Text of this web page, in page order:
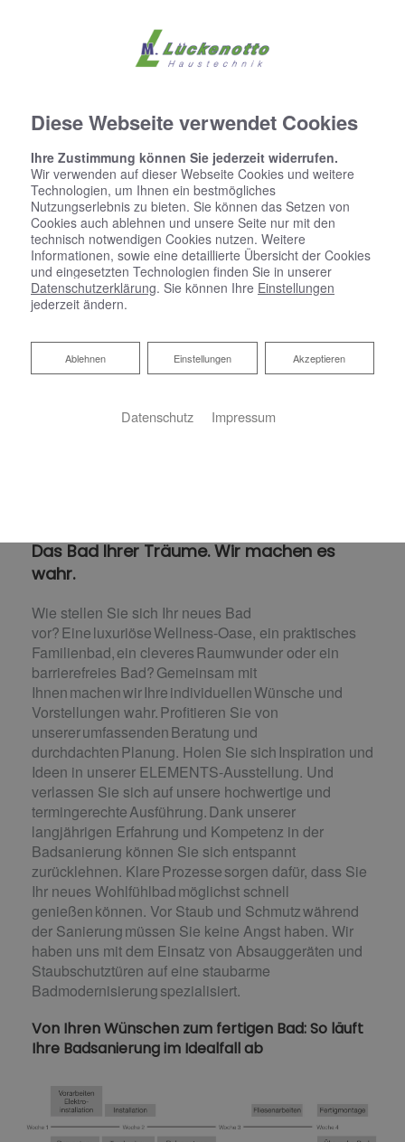
Das Bad Ihrer Träume. Wir machen es
wahr.
Wie stellen Sie sich Ihr neues Bad
vor? Eine luxuriöse Wellness-Oase, ein praktisches
Familienbad, ein cleveres Raumwunder oder ein
barrierefreies Bad? Gemeinsam mit
Ihnen machen wir Ihre individuellen Wünsche und
Vorstellungen wahr. Profitieren Sie von
unserer umfassenden Beratung und
durchdachten Planung. Holen Sie sich Inspiration und
Ideen in unserer ELEMENTS-Ausstellung. Und
verlassen Sie sich auf unsere hochwertige und
termingerechte Ausführung. Dank unserer
langjährigen Erfahrung und Kompetenz in der
Badsanierung können Sie sich entspannt
zurücklehnen. Klare Prozesse sorgen dafür, dass Sie
Ihr neues Wohlfühlbad möglichst schnell
genießen können. Vor Staub und Schmutz während
der Sanierung müssen Sie keine Angst haben. Wir
haben uns mit dem Einsatz von Absauggeräten und
Staubschutztüren auf eine staubarme
Badmodernisierung spezialisiert.
Von Ihren Wünschen zum fertigen Bad: So läuft
Ihre Badsanierung im Idealfall ab
Diese Webseite verwendet Cookies
Ihre Zustimmung können Sie jederzeit widerrufen.
Wir verwenden auf dieser Webseite Cookies und weitere
Technologien, um Ihnen ein bestmögliches
Nutzungserlebnis zu bieten. Sie können das Setzen von
Cookies auch ablehnen und unsere Seite nur mit den
technisch notwendigen Cookies nutzen. Weitere
Informationen, sowie eine detaillierte Übersicht der Cookies
und eingesetzten Technologien finden Sie in unserer
Datenschutzerklärung. Sie können Ihre Einstellungen
jederzeit ändern.
Akzeptieren
Einstellungen
Ablehnen
Ablehnen
Datenschutz Impressum